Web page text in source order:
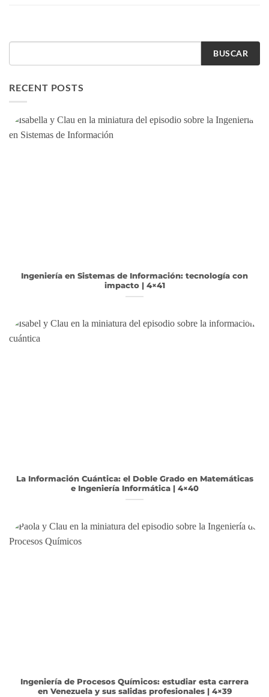
BUSCAR
RECENT POSTS
Ingeniería en Sistemas de Información: tecnología con
impacto | 4×41
La Información Cuántica: el Doble Grado en Matemáticas
e Ingeniería Informática | 4×40
Ingeniería de Procesos Químicos: estudiar esta carrera
en Venezuela y sus salidas profesionales | 4×39